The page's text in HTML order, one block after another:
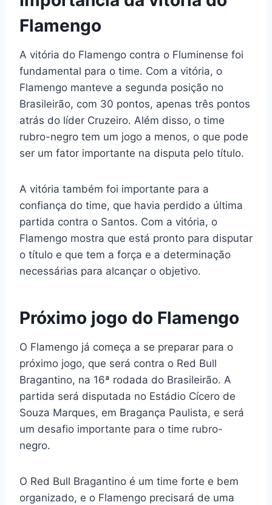
Flamengo
A vitória do Flamengo contra o Fluminense foi
fundamental para o time. Com a vitória, o
Flamengo manteve a segunda posição no
Brasileirão, com 30 pontos, apenas três pontos
atrás do líder Cruzeiro. Além disso, o time
rubro-negro tem um jogo a menos, o que pode
ser um fator importante na disputa pelo título.
A vitória também foi importante para a
confiança do time, que havia perdido a última
partida contra o Santos. Com a vitória, o
Flamengo mostra que está pronto para disputar
o título e que tem a força e a determinação
necessárias para alcançar o objetivo.
Próximo jogo do Flamengo
O Flamengo já começa a se preparar para o
próximo jogo, que será contra o Red Bull
Bragantino, na 16ª rodada do Brasileirão. A
partida será disputada no Estádio Cícero de
Souza Marques, em Bragança Paulista, e será
um desafio importante para o time rubro-
negro.
O Red Bull Bragantino é um time forte e bem
organizado, e o Flamengo precisará de uma